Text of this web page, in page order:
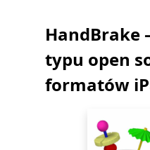
typu open
formatów